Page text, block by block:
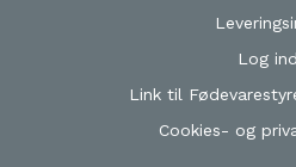
Log ind
Link til
Cookies- og